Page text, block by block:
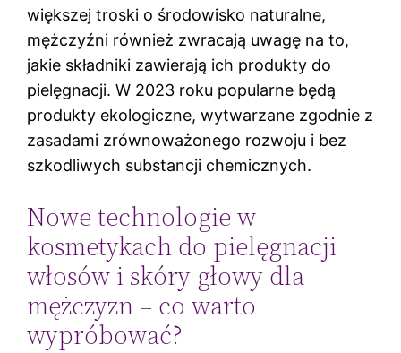
większej troski o środowisko naturalne,
mężczyźni również zwracają uwagę na to,
jakie składniki zawierają ich produkty do
pielęgnacji. W 2023 roku popularne będą
produkty ekologiczne, wytwarzane zgodnie z
zasadami zrównoważonego rozwoju i bez
szkodliwych substancji chemicznych.
Nowe technologie w
kosmetykach do pielęgnacji
włosów i skóry głowy dla
mężczyzn – co warto
wypróbować?